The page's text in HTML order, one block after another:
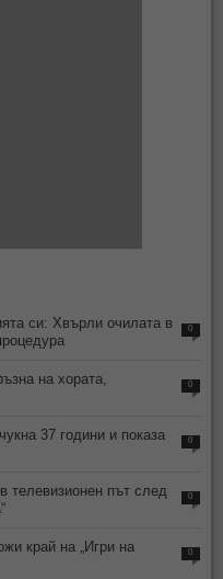
си: Хвърли очилата в
0
на хората,
0
37 години и показа
0
телевизионен път след
0
край на „Игри на
0